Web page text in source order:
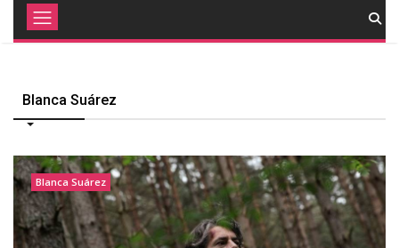
Blanca Suárez
Blanca Suárez